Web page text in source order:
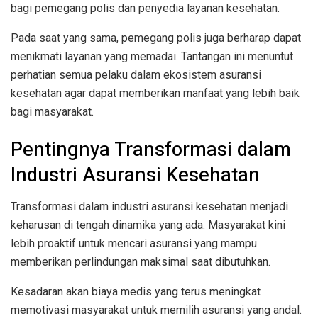
bagi pemegang polis dan penyedia layanan kesehatan.
Pada saat yang sama, pemegang polis juga berharap dapat
menikmati layanan yang memadai. Tantangan ini menuntut
perhatian semua pelaku dalam ekosistem asuransi
kesehatan agar dapat memberikan manfaat yang lebih baik
bagi masyarakat.
Pentingnya Transformasi dalam
Industri Asuransi Kesehatan
Transformasi dalam industri asuransi kesehatan menjadi
keharusan di tengah dinamika yang ada. Masyarakat kini
lebih proaktif untuk mencari asuransi yang mampu
memberikan perlindungan maksimal saat dibutuhkan.
Kesadaran akan biaya medis yang terus meningkat
memotivasi masyarakat untuk memilih asuransi yang andal.